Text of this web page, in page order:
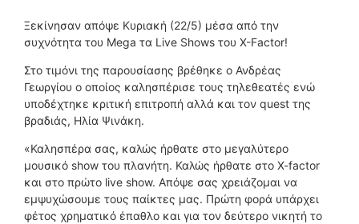
Ξεκίνησαν απόψε Κυριακή (22/5) μέσα από την
συχνότητα του Mega τα Live Shows του X-Factor!
Στο τιμόνι της παρουσίασης βρέθηκε ο Ανδρέας
Γεωργίου ο οποίος καλησπέρισε τους τηλεθεατές ενώ
υποδέχτηκε κριτική επιτροπή αλλά και τον quest της
βραδιάς, Ηλία Ψινάκη.
«Καλησπέρα σας, καλώς ήρθατε στο μεγαλύτερο
μουσικό show του πλανήτη. Καλώς ήρθατε στο X-factor
και στο πρώτο live show. Απόψε σας χρειάζομαι να
εμψυχώσουμε τους παίκτες μας. Πρώτη φορά υπάρχει
φέτος χρηματικό έπαθλο και για τον δεύτερο νικητή το